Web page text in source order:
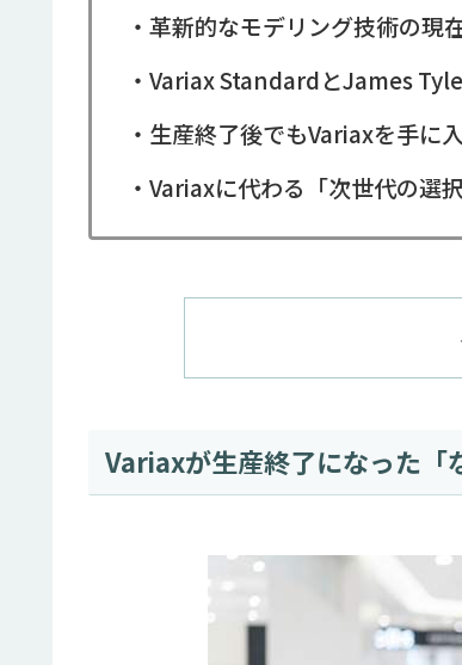
・革新的なモデリング技術の現
・Variax StandardとJames
・生産終了後でもVariaxを手に
・Variaxに代わる「次世代の選
Variaxが生産終了になった「